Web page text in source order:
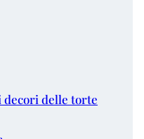
decori delle torte